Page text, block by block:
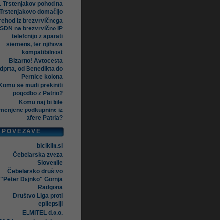
Trstenjakov pohod na
Trstenjakovo domačijo
iz brezvrvičnega
ISDN na brezvrvično IP
telefonijo z aparati
siemens, ter njihova
kompatibilnost
Bizarno! Avtocesta
od Benedikta do
Pernice kolona
Komu se mudi prekiniti
pogodbo z Patrio?
Komu naj bi bile
podkupnine iz
afere Patria?
POVEZAVE
biciklin.si
Čebelarska zveza
Slovenije
Čebelarsko društvo
"Peter Dajnko" Gornja
Radgona
Društvo Liga proti
epilepsiji
ELMITEL d.o.o.